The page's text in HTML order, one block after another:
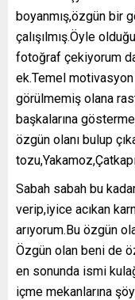
boyanmış,özgün bir
çalışılmış.Öyle
fotoğraf çekiyorum
ek.Temel
görülmemiş olana
başkalarına
özgün olanı bulup
Sabah sabah bu
verip,iyice acıkan
arıyorum.Bu özgün
Özgün olan beni de
en sonunda ismi
içme mekanlarına